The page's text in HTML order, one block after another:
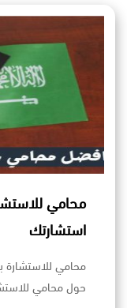
محامي
استشارتك
حول محامي